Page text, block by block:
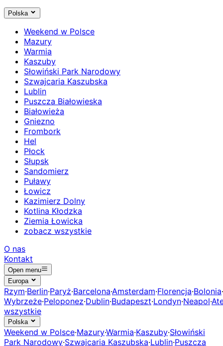
Polska
Weekend w Polsce
Mazury
Warmia
Kaszuby
Słowiński Park Narodowy
Szwajcaria Kaszubska
Lublin
Puszcza Białowieska
Białowieża
Gniezno
Frombork
Hel
Płock
Słupsk
Sandomierz
Puławy
Łowicz
Kazimierz Dolny
Kotlina Kłodzka
Ziemia Łowicka
zobacz wszystkie
O nas
Kontakt
Open menu
Europa
Rzym·Berlin·Paryż·Barcelona·Amsterdam·Florencja·Bolonia·
Wybrzeże·Peloponez·Dublin·Budapeszt·Londyn·Neapol·
wszystkie
Polska
Weekend w Polsce·Mazury·Warmia·Kaszuby·Słowiński
Park Narodowy·Szwajcaria Kaszubska·Lublin·Puszcza